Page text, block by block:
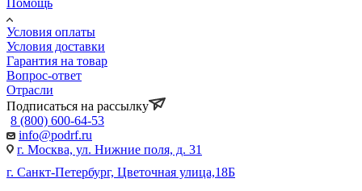
Помощь
Условия оплаты
Условия доставки
Гарантия на товар
Вопрос-ответ
Отрасли
Подписаться на рассылку
8 (800) 600-64-53
info@podrf.ru
г. Москва, ул. Нижние поля, д. 31
г. Санкт-Петербург, Цветочная улица,18Б